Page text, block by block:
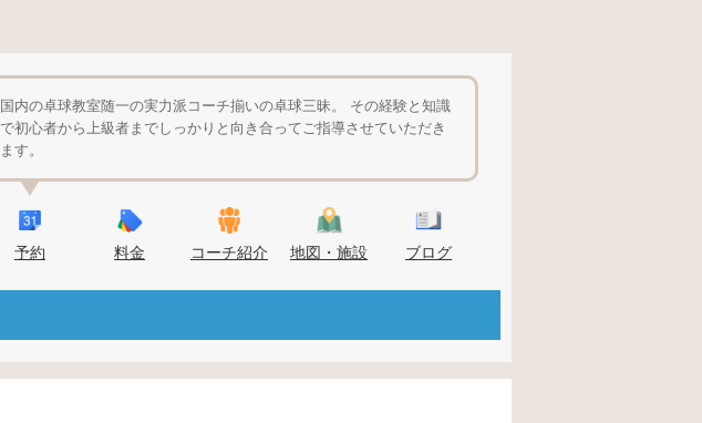
国内の卓球教室随一の実力派コーチ揃いの卓球三昧。 その経験と知識
で初心者から上級者までしっかりと向き合ってご指導させていただき
ます。
予約 料金 コーチ紹介 地図・施設 ブログ